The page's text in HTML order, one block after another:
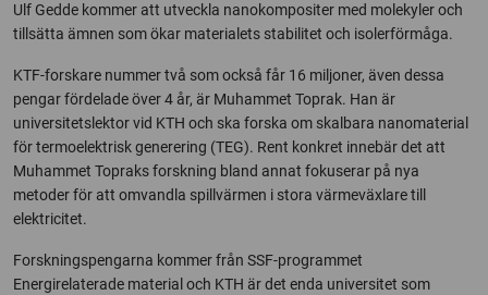
Ulf Gedde kommer att utveckla nanokompositer med molekyler och
tillsätta ämnen som ökar materialets stabilitet och isolerförmåga.
KTF-forskare nummer två som också får 16 miljoner, även dessa
pengar fördelade över 4 år, är Muhammet Toprak. Han är
universitetslektor vid KTH och ska forska om skalbara nanomaterial
för termoelektrisk generering (TEG). Rent konkret innebär det att
Muhammet Topraks forskning bland annat fokuserar på nya
metoder för att omvandla spillvärmen i stora värmeväxlare till
elektricitet.
Forskningspengarna kommer från SSF-programmet
Energirelaterade material och KTH är det enda universitet som